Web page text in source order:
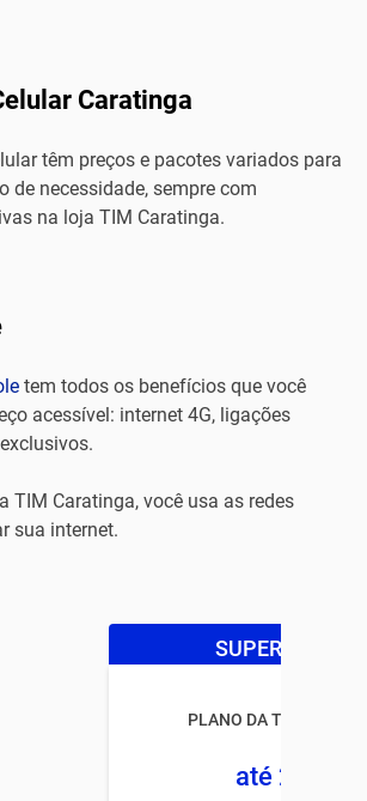
Caratinga
têm preços e pacotes variados para
de necessidade, sempre com
na loja TIM Caratinga.
tem todos os benefícios que você
acessível: internet 4G, ligações
TIM Caratinga, você usa as redes
sua internet.
SUPER OFERTA
PLANO DA TIM
até 25GB